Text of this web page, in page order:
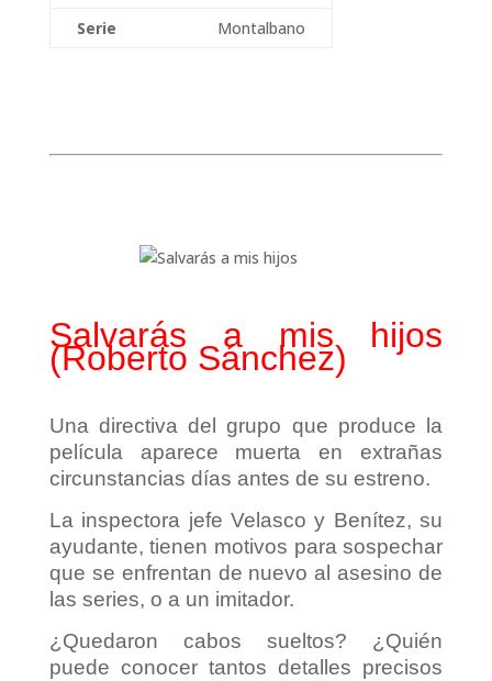
Serie
Montalbano
Salvarás a mis hijos
(Roberto Sánchez)
Una directiva del grupo que produce la
película aparece muerta en extrañas
circunstancias días antes de su estreno.
La inspectora jefe Velasco y Benítez, su
ayudante, tienen motivos para sospechar
que se enfrentan de nuevo al asesino de
las series, o a un imitador.
¿Quedaron cabos sueltos? ¿Quién
puede conocer tantos detalles precisos